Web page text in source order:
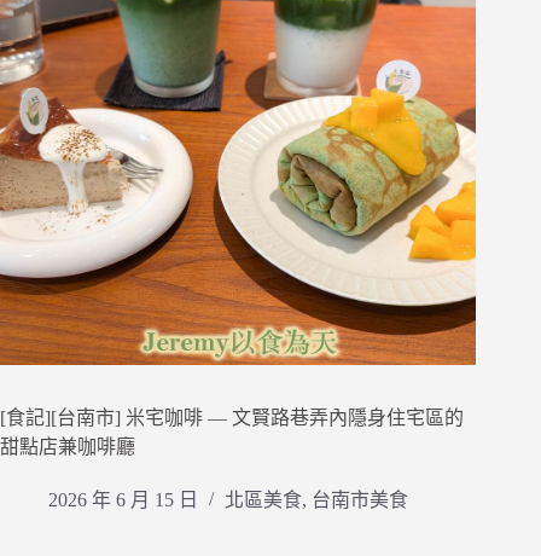
[食記][台南市] 米宅咖啡 — 文賢路巷弄內隱身住宅區的
甜點店兼咖啡廳
2026 年 6 月 15 日 北區美食, 台南市美食